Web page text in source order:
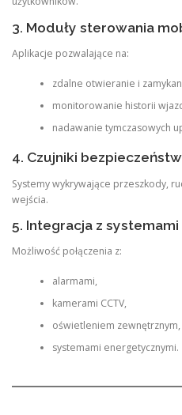
3. Moduły sterowania
Aplikacje pozwalające na:
zdalne otwieranie i
monitorowanie historii
nadawanie tymczasowych
4. Czujniki
Systemy wykrywające przeszkody,
wejścia.
5. Integracja z
Możliwość połączenia z:
alarmami,
kamerami CCTV,
oświetleniem zewnętrznym,
systemami energetycznymi.